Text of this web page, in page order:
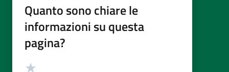
Quanto sono chiare le
informazioni su questa
pagina?
Valutazione